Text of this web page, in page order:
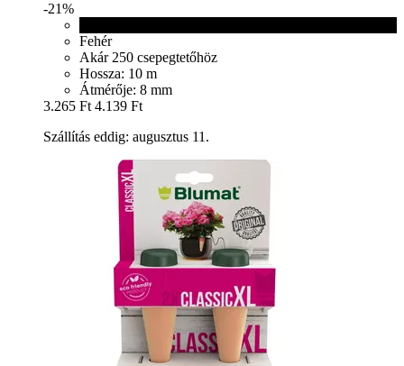
-21%
Fehér
Akár 250 csepegtetőhöz
Hossza: 10 m
Átmérője: 8 mm
3.265 Ft 4.139 Ft
Szállítás eddig: augusztus 11.